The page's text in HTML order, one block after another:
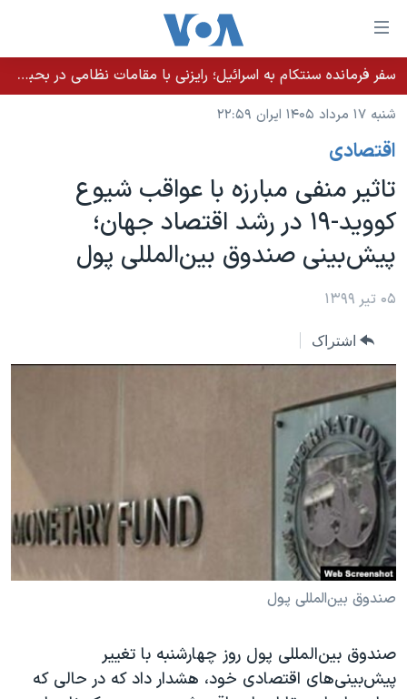
لینکهای
قابل
دسترسی
جهش
محتوای
اصلی
جهش
صفحه
جهش
خانه
نسخه سبک وب‌سایت
موضوع ها
ایران
آمریکا
جهان
ورزشی
ویدیوها
فرهنگ و زندگی
حقوق شهروندی
اقتصادی
علم و فناوری
اسرائیل در جنگ
برنامه های تلویزیونی
جدول برنامه ها
صفحه‌های ویژه
جام جهانی ۲۰۲۶
بایگانی برنامه‌های تلویزیونی
مستندها
انتخابات ریاست جمهوری آمریکا ۲۰۲۴
حمله جمهوری اسلامی به اسرائیل
رمز مهسا
ورزش زنان در ایران
تریبونال مردمی آبان ۹۸
دادگاه حمید نوری
فرکانس‌های صدای آمریکا
پخش رادیویی
یادگیری زبان انگلیسی
دنبال کنید
زبانهای مختلف
سفر فرمانده سنتکام به اسرائیل؛ رایزنی با مقامات نظامی در بحبوحه تلاش‌ها برای توافق با جمهوری اسلامی
شنبه ۱۷ مرداد ۱۴۰۵ ایران ۲۲:۵۹
اقتصادی
تاثیر منفی مبارزه با عواقب شیوع
کووید-۱۹ در رشد اقتصاد جهان؛‌
پیش‌بینی صندوق بین‌المللی پول
۰۵ تیر ۱۳۹۹
اشتراک
صندوق بین‌المللی پول
صندوق بین‌المللی پول روز چهارشنبه با تغییر
پیش‌بینی‌های اقتصادی خود، هشدار داد که در حالی که